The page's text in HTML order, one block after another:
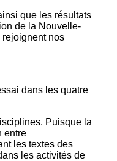
que les résultats
de la Nouvelle-
rejoignent nos
dans les quatre
Puisque la
entre
les textes des
les activités de